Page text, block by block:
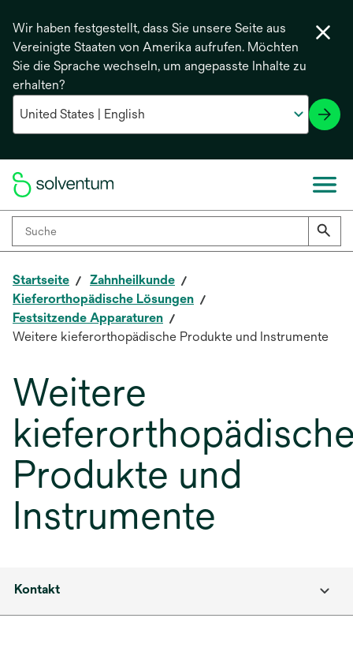
Wir haben festgestellt, dass Sie unsere Seite aus
Vereinigte Staaten von Amerika aufrufen. Möchten
Sie die Sprache wechseln, um angepasste Inhalte zu
erhalten?
Startseite
Zahnheilkunde
Kieferorthopädische Lösungen
Festsitzende Apparaturen
Weitere kieferorthopädische Produkte und Instrumente
Weitere
Produkte und
Instrumente
Kontakt